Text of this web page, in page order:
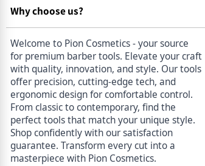
Why choose us?
Welcome to Pion Cosmetics - your source
for premium barber tools. Elevate your craft
with quality, innovation, and style. Our tools
offer precision, cutting-edge tech, and
ergonomic design for comfortable control.
From classic to contemporary, find the
perfect tools that match your unique style.
Shop confidently with our satisfaction
guarantee. Transform every cut into a